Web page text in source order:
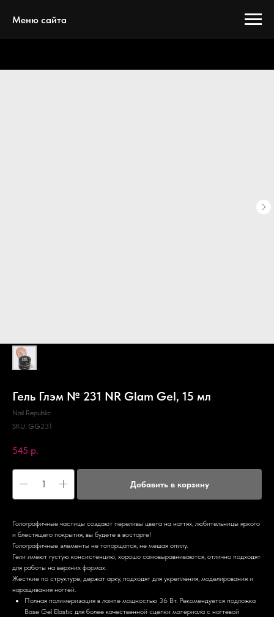
Меню сайта
Гель Глэм № 231 NR Glam Gel, 15 мл
Nail Republic
SKU: GG231
545 р.
Добавить в корзину
Голографичные частицы создают переливы цвета на ногтях, любительницы яркого
и блестящего покрытия, вы будете в восторге!
Голографичные элементы не топорщатся, не мешая опилу.
Гели имеют густую консистенцию, хорошо самовыравниваются, отлично подходят
для работы на верхних формах.
Жесткие по структуре, держат арку, подходят для укрепления, моделирования и
наращивания ногтей.
Полная полимеризация в лампе мощностью 36 Вт. Рекомендуется подложка
Base Gel Elastic для более качественной сцепки материала с ногтевой